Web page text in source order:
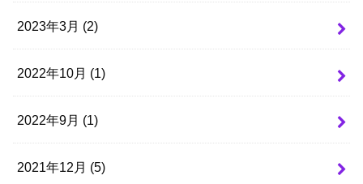
2023年3月 (2)
2022年10月 (1)
2022年9月 (1)
2021年12月 (5)